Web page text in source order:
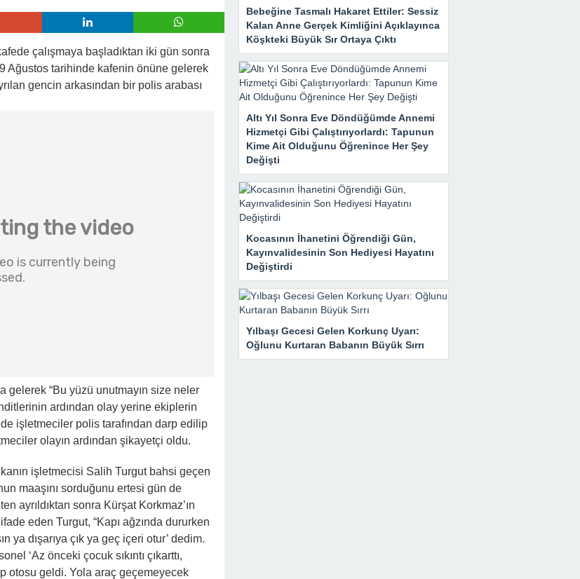
çalışmaya başladıktan iki gün sonra
Ağustos tarihinde kafenin önüne gelerek
gencin arkasından bir polis arabası
gelerek “Bu yüzü unutmayın size neler
ardından olay yerine ekiplerin
işletmeciler polis tarafından darp edilip
olayın ardından şikayetçi oldu.
işletmecisi Salih Turgut bahsi geçen
maaşını sorduğunu ertesi gün de
ayrıldıktan sonra Kürşat Korkmaz’ın
eden Turgut, “Kapı ağzında dururken
ya dışarıya çık ya geç içeri otur’ dedim.
‘Az önceki çocuk sıkıntı çıkarttı,
otosu geldi. Yola araç geçemeyecek
Bebeğine Tasmalı Hakaret Ettiler: Sessiz
Kalan Anne Gerçek Kimliğini Açıklayınca
Köşkteki Büyük Sır Ortaya Çıktı
Altı Yıl Sonra Eve Döndüğümde Annemi
Hizmetçi Gibi Çalıştırıyorlardı: Tapunun
Kime Ait Olduğunu Öğrenince Her Şey
Değişti
Kocasının İhanetini Öğrendiği Gün,
Kayınvalidesinin Son Hediyesi Hayatını
Değiştirdi
Yılbaşı Gecesi Gelen Korkunç Uyarı:
Oğlunu Kurtaran Babanın Büyük Sırrı